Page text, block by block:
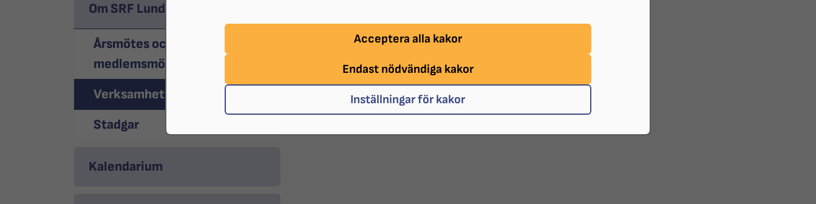
Acceptera alla kakor
Endast nödvändiga kakor
Inställningar för kakor
Om SRF Lundabygden
Årsmötes och
medlemsmötesprotokoll
Verksamhetsplan
Stadgar
Kalendarium